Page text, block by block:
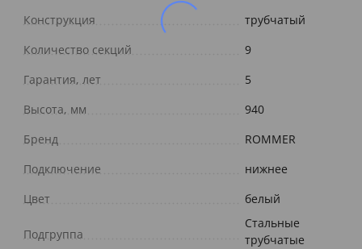
Конструкция
трубчатый
Количество секций
9
Гарантия, лет
5
Высота, мм
940
Бренд
ROMMER
Подключение
нижнее
Цвет
белый
Подгруппа
Стальные
трубчатые